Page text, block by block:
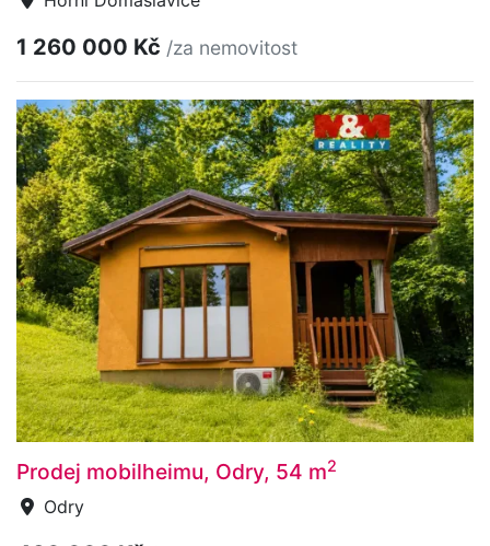
1 260 000 Kč /za nemovitost
Prodej mobilheimu, Odry, 54 m2
Odry